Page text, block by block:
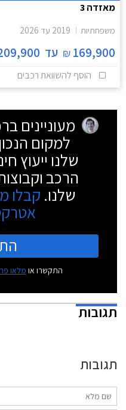
מאזדה 3
משפחתיות 2019 עד 2026
169,900
₪ עד
הוסף להשוואת רכבים
מעוניינים
למקום
שלנו ייעוץ
הרכב
שלנו. קבלו
התקשרו או מלאו
תגובות
תגובות